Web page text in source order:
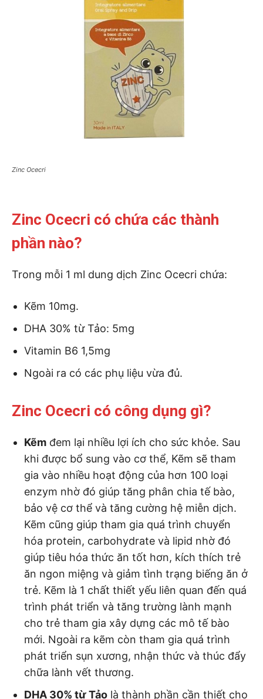
Zinc Ocecri
Zinc Ocecri có chứa các thành
phần nào?
Trong mỗi 1 ml dung dịch Zinc Ocecri chứa:
Kẽm 10mg.
DHA 30% từ Tảo: 5mg
Vitamin B6 1,5mg
Ngoài ra có các phụ liệu vừa đủ.
Zinc Ocecri có công dụng gì?
Kẽm đem lại nhiều lợi ích cho sức khỏe. Sau
khi được bổ sung vào cơ thể, Kẽm sẽ tham
gia vào nhiều hoạt động của hơn 100 loại
enzym nhờ đó giúp tăng phân chia tế bào,
bảo vệ cơ thể và tăng cường hệ miễn dịch.
Kẽm cũng giúp tham gia quá trình chuyển
hóa protein, carbohydrate và lipid nhờ đó
giúp tiêu hóa thức ăn tốt hơn, kích thích trẻ
ăn ngon miệng và giảm tình trạng biếng ăn ở
trẻ. Kẽm là 1 chất thiết yếu liên quan đến quá
trình phát triển và tăng trường lành mạnh
cho trẻ tham gia xây dựng các mô tế bào
mới. Ngoài ra kẽm còn tham gia quá trình
phát triển sụn xương, nhận thức và thúc đẩy
chữa lành vết thương.
DHA 30% từ Tảo là thành phần cần thiết cho